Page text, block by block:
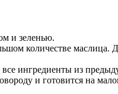
и зеленью.
количестве
ингредиенты из
и готовится на